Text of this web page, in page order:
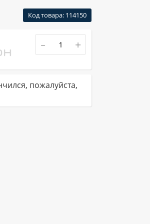
Код товара: 114150
- +
пожалуйста,